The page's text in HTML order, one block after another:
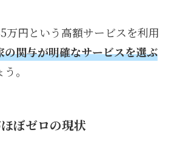
万円という高額サービスを利用
の関与が明確なサービスを選ぶ
。
ぼゼロの現状